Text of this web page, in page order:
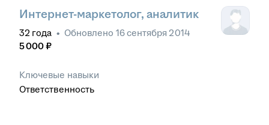
Интернет-маркетолог, аналитик
32 года • Обновлено 16 сентября 2014
5 000 ₽
Ключевые навыки
Ответственность